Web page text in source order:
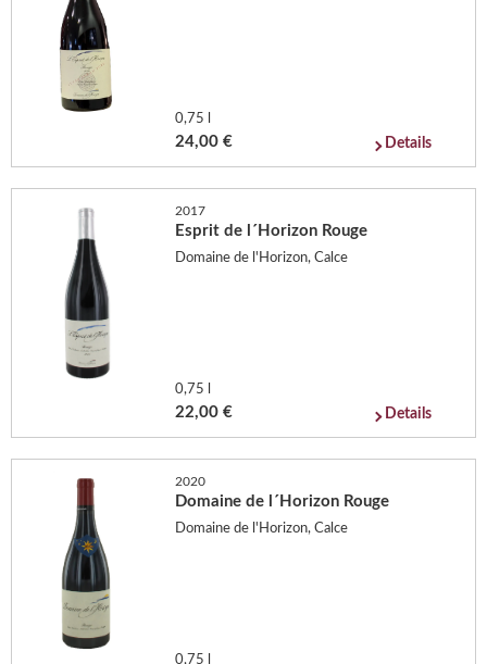
0,75 l
24,00 € Details
2017
Esprit de l´Horizon Rouge
Domaine de l'Horizon, Calce
0,75 l
22,00 € Details
2020
Domaine de l´Horizon Rouge
Domaine de l'Horizon, Calce
0,75 l